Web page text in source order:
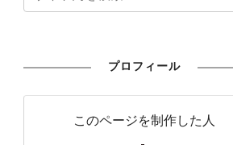
プロフィール
このページを制作した人